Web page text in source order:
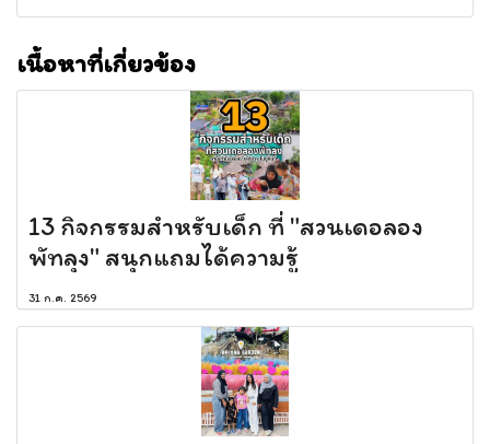
เนื้อหาที่เกี่ยวข้อง
13 กิจกรรมสำหรับเด็ก ที่ "สวนเดอลอง
พัทลุง" สนุกแถมได้ความรู้
31 ก.ค. 2569